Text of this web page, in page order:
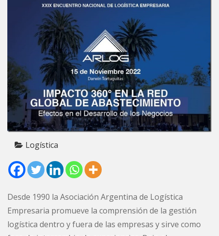
Logística
Desde 1990 la Asociación Argentina de Logística
Empresaria promueve la comprensión de la gestión
logística dentro y fuera de las empresas y sirve como